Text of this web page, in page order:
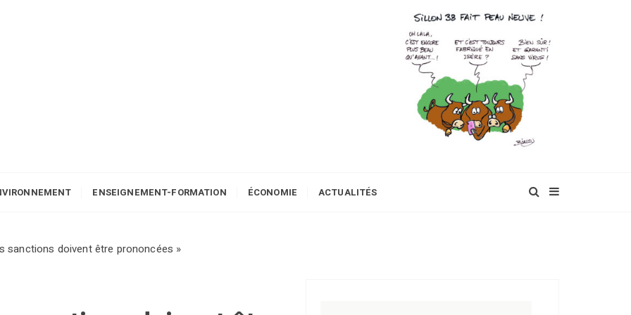
ENSEIGNEMENT-FORMATION ÉCONOMIE ACTUALITÉS
sanctions doivent être prononcées »